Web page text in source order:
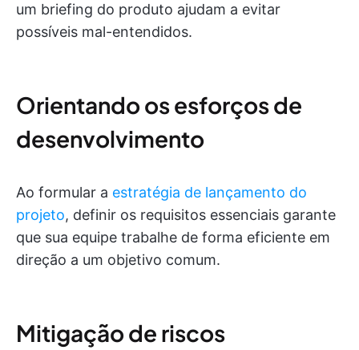
um briefing do produto ajudam a evitar
possíveis mal-entendidos.
Orientando os esforços de
desenvolvimento
Ao formular a estratégia de lançamento do
projeto, definir os requisitos essenciais garante
que sua equipe trabalhe de forma eficiente em
direção a um objetivo comum.
Mitigação de riscos